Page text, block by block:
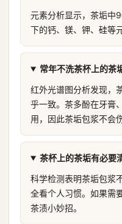
元素分析显示，茶垢中
下的钙、镁、钾、硅等
常年不洗茶杯上的茶
红外光谱图分析发现，
乎一致。茶多酚在牙膏
用，因此茶垢包浆不会
茶杯上的茶垢有必要
科学检测表明茶垢包浆
全看个人习惯。如果需
茶渍小妙招。